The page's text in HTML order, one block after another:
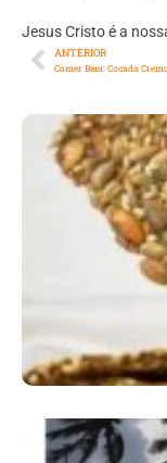
Jesus Cristo é a
ANTERIOR
Comer Bem: Cocada
Comer